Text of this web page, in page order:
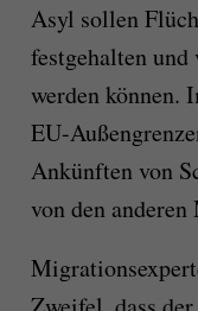
Asyl sollen
festgehalten und
werden können.
EU-
Ankünften von
von den